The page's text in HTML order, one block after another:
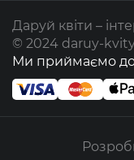
Даруй квіти –
© 2024 daruy-
Ми приймаємо